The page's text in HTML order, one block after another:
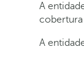
A
cobertura
A